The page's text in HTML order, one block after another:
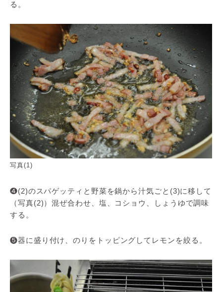
る。
写真(1)
❹(2)のスパゲッティと野菜を鍋から汁気ごと(3)に移して
（写真(2)）混ぜ合わせ、塩、コショウ、しょうゆで調味
する。
❺器に盛り付け、のりをトッピングしてレモンを絞る。